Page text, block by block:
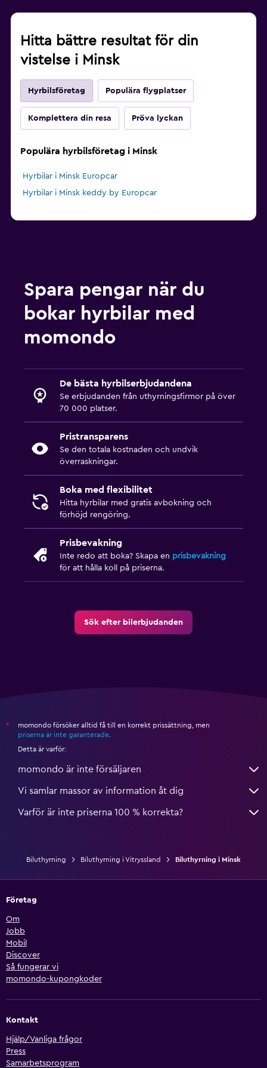
Hitta bättre resultat för din
vistelse i Minsk
Hyrbilsföretag Populära flygplatser
Komplettera din resa Pröva lyckan
Populära hyrbilsföretag i Minsk
Hyrbilar i Minsk Europcar
Hyrbilar i Minsk keddy by Europcar
Spara pengar när du
bokar hyrbilar med
momondo
De bästa hyrbilserbjudandena
Se erbjudanden från uthyrningsfirmor på över
70 000 platser.
Pristransparens
Se den totala kostnaden och undvik
överraskningar.
Boka med flexibilitet
Hitta hyrbilar med gratis avbokning och
förhöjd rengöring.
Prisbevakning
Inte redo att boka? Skapa en prisbevakning
för att hålla koll på priserna.
Sök efter bilerbjudanden
*
momondo försöker alltid få till en korrekt prissättning, men
priserna är inte garanterade.
Detta är varför:
momondo är inte försäljaren
Vi samlar massor av information åt dig
Varför är inte priserna 100 % korrekta?
Biluthyrning Biluthyrning i Vitryssland Biluthyrning i Minsk
Företag
Om
Jobb
Mobil
Discover
Så fungerar vi
momondo-kupongkoder
Kontakt
Hjälp/Vanliga frågor
Press
Samarbetsprogram